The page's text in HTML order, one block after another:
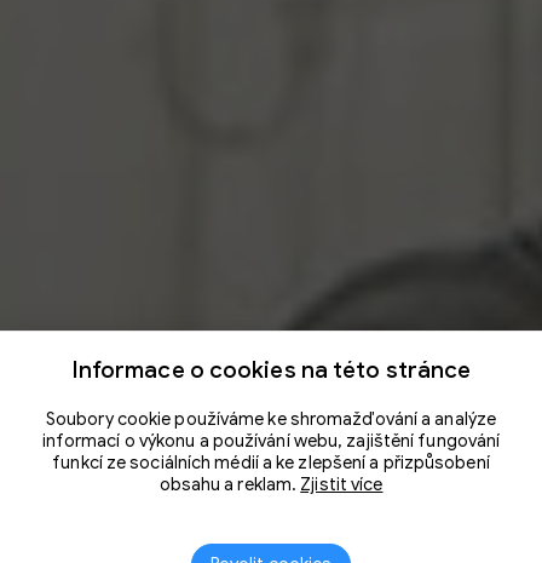
Informace o cookies na této stránce
Soubory cookie používáme ke shromažďování a analýze
informací o výkonu a používání webu, zajištění fungování
funkcí ze sociálních médií a ke zlepšení a přizpůsobení
obsahu a reklam. Zjistit více